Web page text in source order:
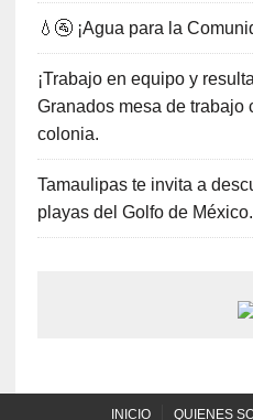
💧🚰 ¡Agua para la
¡Trabajo en equipo y
Granados mesa de trabajo
colonia.
Tamaulipas te invita a
playas del Golfo de México.
INICIO QUIENES